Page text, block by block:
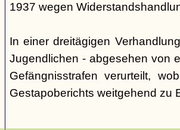
1937 wegen
In einer dreitägigen
Jugendlichen - abgesehen von
Gefängnisstrafen verurteilt,
Gestapoberichts weitgehend zu